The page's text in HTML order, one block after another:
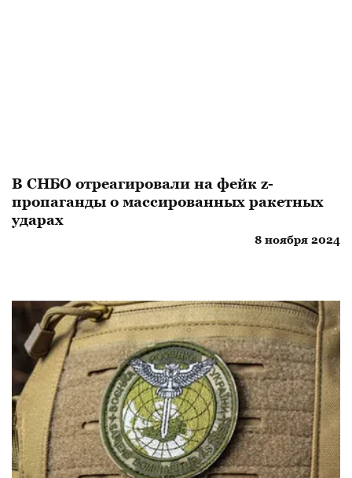
В СНБО отреагировали на фейк z-
пропаганды о массированных ракетных
ударах
8 ноября 2024